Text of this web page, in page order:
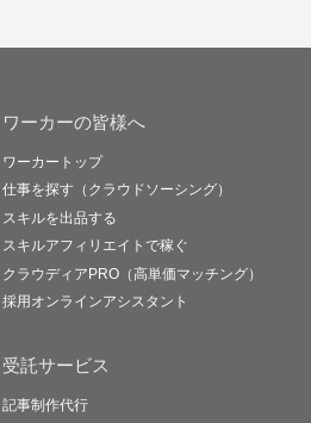
ワーカーの皆様へ
ワーカートップ
仕事を探す（クラウドソーシング）
スキルを出品する
スキルアフィリエイトで稼ぐ
クラウディアPRO（高単価マッチング）
採用オンラインアシスタント
受託サービス
記事制作代行